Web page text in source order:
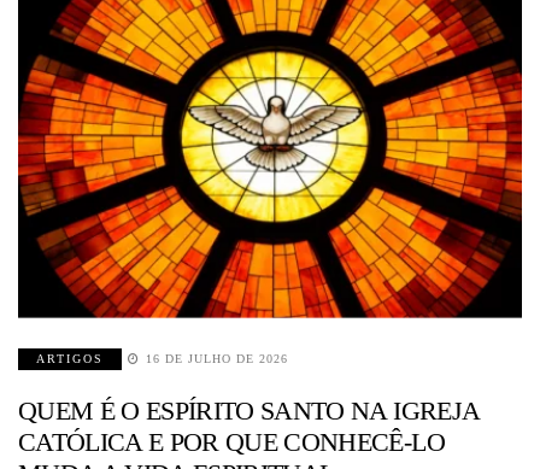
ARTIGOS 16 DE JULHO DE 2026
QUEM É O ESPÍRITO SANTO NA IGREJA
CATÓLICA E POR QUE CONHECÊ-LO